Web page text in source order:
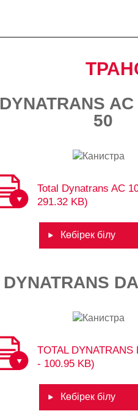
DYNATRANS
50
Total Dynatrans AC
291.32 KB)
Көбірек білу
DYNATRANS
TOTAL DYNATRANS
- 100.95 KB)
Көбірек білу